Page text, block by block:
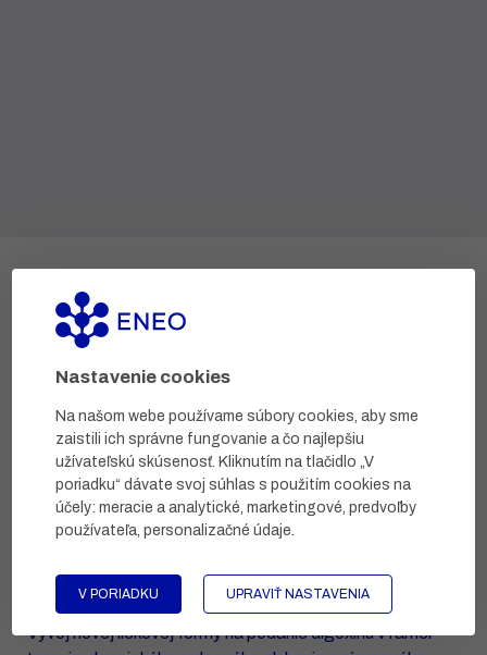
Nastavenie cookies
Na našom webe používame súbory cookies, aby sme
zaistili ich správne fungovanie a čo najlepšiu
užívateľskú skúsenosť. Kliknutím na tlačidlo „V
poriadku“ dávate svoj súhlas s použitím cookies na
účely:meracie a analytické, marketingové, predvoľby
používateľa, personalizačné údaje
V PORIADKU UPRAVIŤ NASTAVENIA
Vývojové a výskumné projekty
molusiek.
Vývoj novej liekovej formy na podanie digoxínu v rámci